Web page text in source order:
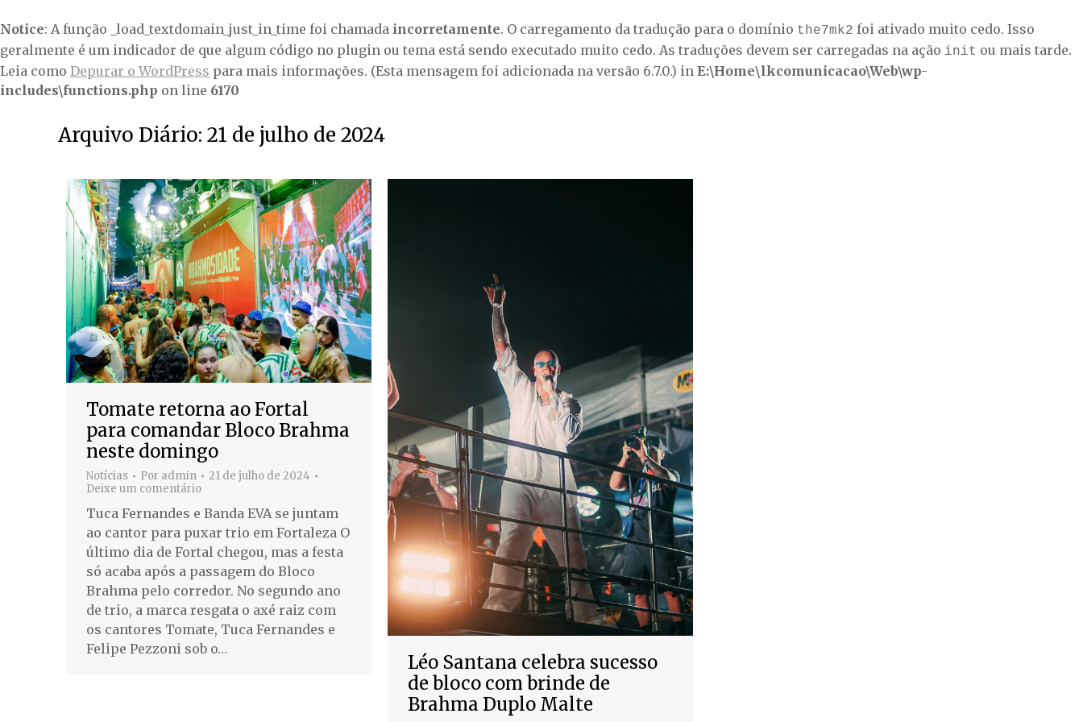
Notice: A função _load_textdomain_just_in_time foi chamada incorretamente. O carregamento da tradução para o domínio the7mk2 foi ativado muito cedo. Isso
geralmente é um indicador de que algum código no plugin ou tema está sendo executado muito cedo. As traduções devem ser carregadas na ação init ou mais tarde.
Leia como Depurar o WordPress para mais informações. (Esta mensagem foi adicionada na versão 6.7.0.) in E:\Home\lkcomunicacao\Web\wp-
includes\functions.php on line 6170
Arquivo Diário: 21 de julho de 2024
Tomate retorna ao Fortal
para comandar Bloco Brahma
neste domingo
Notícias Por admin
21 de julho de 2024
Deixe um comentário
Tuca Fernandes e Banda EVA se juntam
ao cantor para puxar trio em Fortaleza O
último dia de Fortal chegou, mas a festa
só acaba após a passagem do Bloco
Brahma pelo corredor. No segundo ano
de trio, a marca resgata o axé raiz com
os cantores Tomate, Tuca Fernandes e
Felipe Pezzoni sob o…
Léo Santana celebra sucesso
de bloco com brinde de
Brahma Duplo Malte